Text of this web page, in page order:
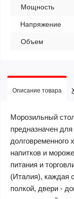
Мощность
Напряжение
Объем
Описание товара
Морозильный
предназначен для
долговременного
напитков и
питания и
(Италия), каждая
полкой, двери -